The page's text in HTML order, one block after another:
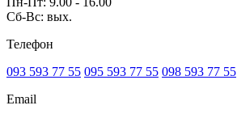
Сб-Вс: вых.
Телефон
093 593 77 55 095 593 77 55 098 593 77 55
Email